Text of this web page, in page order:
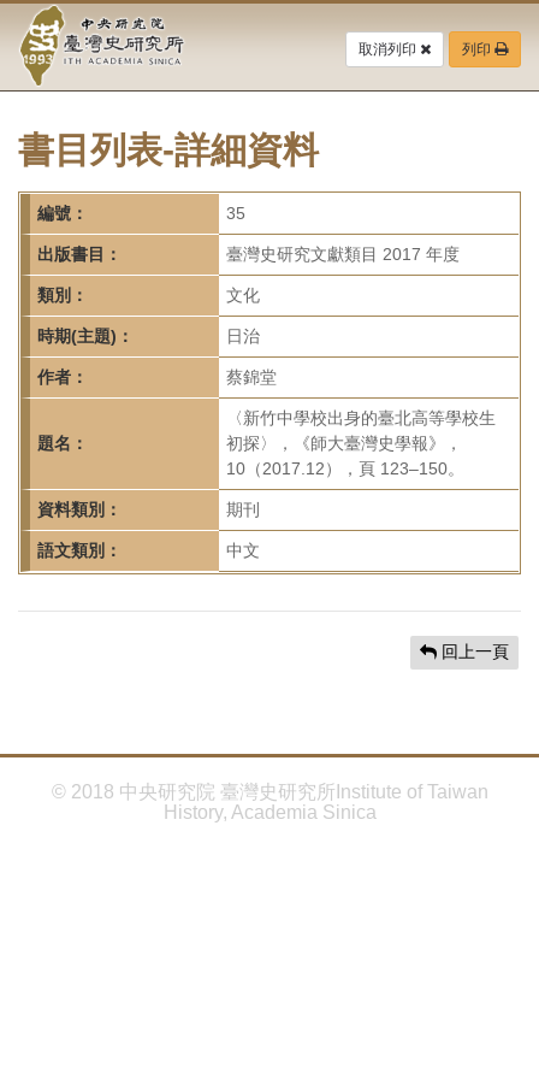
要
中
央
研
究
院-
臺
灣
史
研
究
所-
首
頁
取消列印 列印
書目列表-詳細資料
編號： 35
出版書目： 臺灣史研究文獻類目 2017 年度
類別： 文化
時期(主題)： 日治
作者： 蔡錦堂
題名：
〈新竹中學校出身的臺北高等學校生
初探〉，《師大臺灣史學報》，
10（2017.12），頁 123–150。
資料類別： 期刊
語文類別： 中文
回上一頁
© 2018 中央研究院 臺灣史研究所Institute of Taiwan
History, Academia Sinica